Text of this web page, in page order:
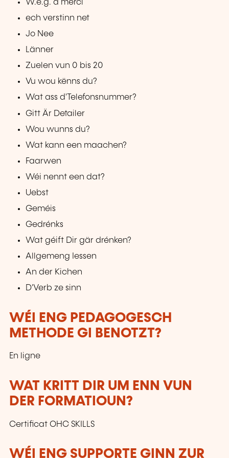
W.e.g. a merci
ech verstinn net
Jo Nee
Länner
Zuelen vun 0 bis 20
Vu wou kënns du?
Wat ass d'Telefonsnummer?
Gitt Är Detailer
Wou wunns du?
Wat kann een maachen?
Faarwen
Wéi nennt een dat?
Uebst
Geméis
Gedrénks
Wat géift Dir gär drénken?
Allgemeng Iessen
An der Kichen
D'Verb ze sinn
WÉI ENG PEDAGOGESCH
METHODE GI BENOTZT?
En ligne
WAT KRITT DIR UM ENN VUN
DER FORMATIOUN?
Certificat OHC SKILLS
WÉI ENG SUPPORTE GINN ZUR